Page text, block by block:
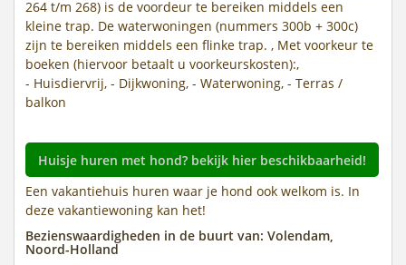
264 t/m 268) is de voordeur te bereiken middels een
kleine trap. De waterwoningen (nummers 300b + 300c)
zijn te bereiken middels een flinke trap. , Met voorkeur te
boeken (hiervoor betaalt u voorkeurskosten):,
- Huisdiervrij, - Dijkwoning, - Waterwoning, - Terras /
balkon
Huisje huren met hond? bekijk hier beschikbaarheid!
Een vakantiehuis huren waar je hond ook welkom is. In
deze vakantiewoning kan het!
Bezienswaardigheden in de buurt van: Volendam,
Noord-Holland